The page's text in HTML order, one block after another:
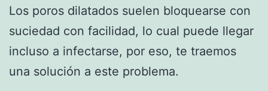
Los poros dilatados suelen bloquearse con
suciedad con facilidad, lo cual puede llegar
incluso a infectarse, por eso, te traemos
una solución a este problema.